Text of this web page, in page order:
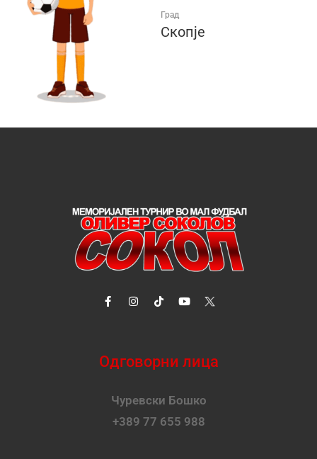
Град
Скопје
Одговорни лица
Чуревски Бошко
+389 77 655 988